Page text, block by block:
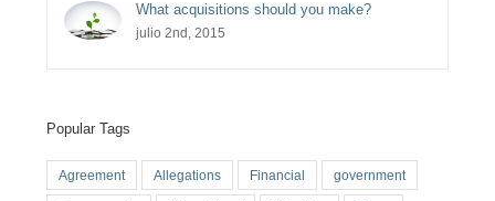
What acquisitions should you make?
julio 2nd, 2015
Popular Tags
Agreement Allegations Financial government